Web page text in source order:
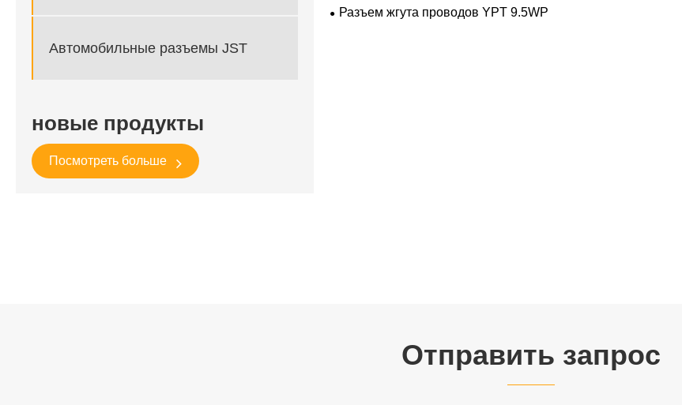
Автомобильные разъемы JST
новые продукты
Посмотреть больше
для полостей с одинарной проволокой с замком-копьем
Разъем жгута проводов YPT 9.5WP
Отправить запрос